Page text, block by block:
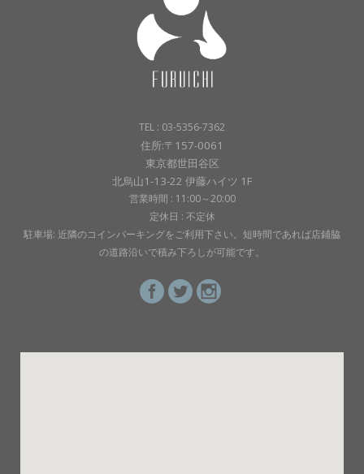
TEL : 03-5356-7362
住所:〒157-0061
東京都世田谷区
北烏山1-13-22 伊藤ハイツ 1F
営業時間 : 11:00～20:00
定休日 : 不定休
駐車場: 近隣のコインパーキングをご利用下さい。短時間であれば店鋪脇
の道路沿いで積み下ろしが可能です。